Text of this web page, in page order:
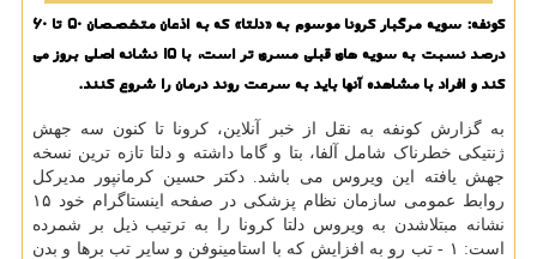
کونفه: سویه مرگبار کرونا موسوم به «دلتا» که به اذعان متخصصان 50 تا 60
درصد نسبت به سویه های قبلی مسری تر است، با 15 نشانه اصلی بروز می
کند و افراد با مشاهده آنها باید به سرعت روند درمان را شروع کنند.
به گزارش کونفه به نقل از خبر آنلاین، کرونا تا کنون سه جهش
ژنتیکی خطرناک شامل آلفا، بتا و گاما داشته و دلتا تازه ترین نسخه
جهش یافته این ویروس می باشد. دکتر حسین کرمانپور مدیرکل
روابط عمومی سازمان نظام پزشکی در صفحه اینستاگرام خود ۱۵
نشانه مبتلاشدن به ویروس دلتا کرونا را به ترتیب ذیل بر شمرده
است: ۱ - تب رو به افزایش که با استامینوفن و سایر تب برها و بدن